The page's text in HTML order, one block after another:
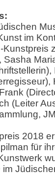
im
Sasha
(Leiter
2018
für